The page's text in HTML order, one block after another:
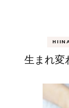
生まれ変